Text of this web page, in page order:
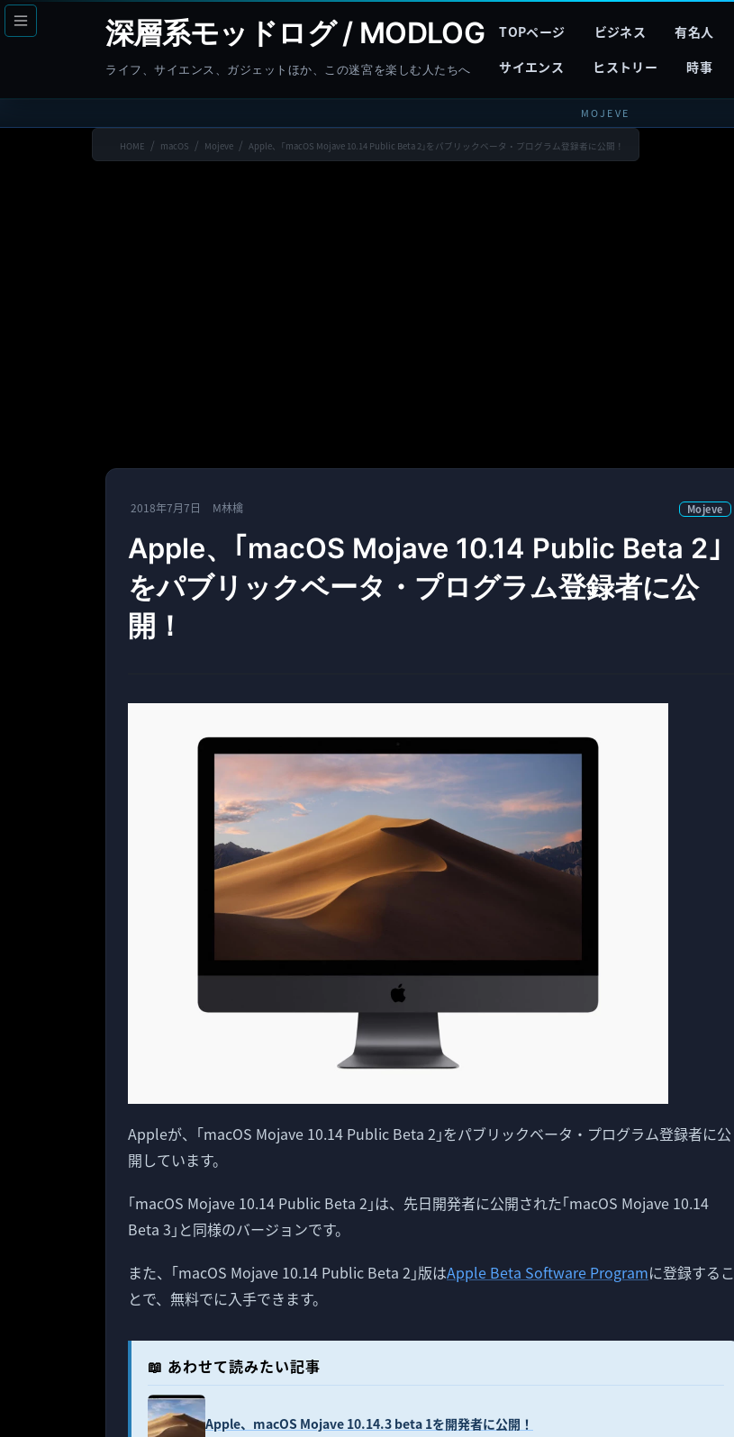
コ
ン
へ
ナ
ビ
ョ
深層系モッドログ / MODLOG
ライフ、サイエンス、ガジェットほか、この迷宮を楽しむ人たちへ
TOPページ ビジネス 有名人
サイエンス
ヒストリー 時事
MOJEVE
HOME macOS Mojeve Apple、｢macOS Mojave 10.14 Public Beta 2｣をパブリックベータ・プログラム登録者に公開！
2018年7月7日 M林檎 Mojeve
Apple、｢macOS Mojave 10.14 Public Beta 2｣
をパブリックベータ・プログラム登録者に公
開！
Appleが、｢macOS Mojave 10.14 Public Beta 2｣をパブリックベータ・プログラム登録者に公
開しています。
｢macOS Mojave 10.14 Public Beta 2｣は、先日開発者に公開された｢macOS Mojave 10.14
Beta 3｣と同様のバージョンです。
また、｢macOS Mojave 10.14 Public Beta 2｣版はApple Beta Software Programに登録するこ
とで、無料でに入手できます。
📖 あわせて読みたい記事
Apple、macOS Mojave 10.14.3 beta 1を開発者に公開！